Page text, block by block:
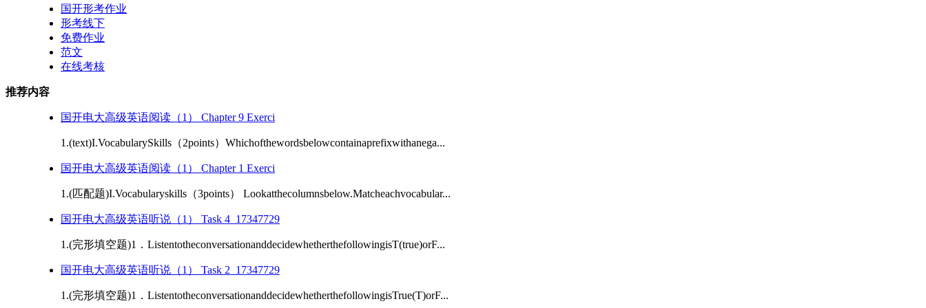
国开形考作业
形考线下
免费作业
范文
在线考核
推荐内容
国开电大高级英语阅读（1） Chapter 9 Exerci
1.(text)I.VocabularySkills（2points）Whichofthewordsbelowcontainaprefixwithanega...
国开电大高级英语阅读（1） Chapter 1 Exerci
1.(匹配题)I.Vocabularyskills（3points） Lookatthecolumnsbelow.Matcheachvocabular...
国开电大高级英语听说（1） Task 4_17347729
1.(完形填空题)1．ListentotheconversationanddecidewhetherthefollowingisT(true)orF...
国开电大高级英语听说（1） Task 2_17347729
1.(完形填空题)1．ListentotheconversationanddecidewhetherthefollowingisTrue(T)orF...